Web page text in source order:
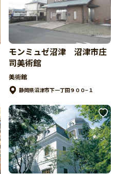
モンミュゼ沼津 沼津市庄
司美術館
美術館
静岡県沼津市下一丁田９００−１